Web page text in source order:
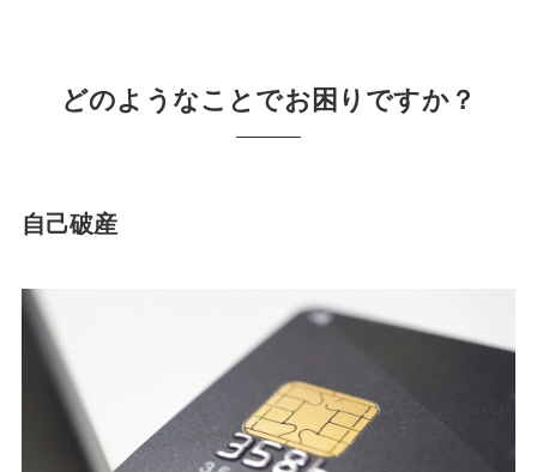
どのようなことでお困りですか？
自己破産